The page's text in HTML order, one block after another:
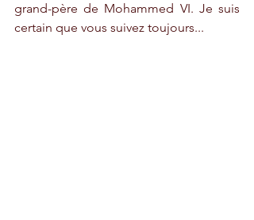
grand-père de Mohammed VI. Je suis
certain que vous suivez toujours...